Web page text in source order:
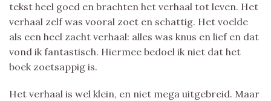
tekst heel goed en brachten het verhaal tot leven. Het
verhaal zelf was vooral zoet en schattig. Het voelde
als een heel zacht verhaal: alles was knus en lief en dat
vond ik fantastisch. Hiermee bedoel ik niet dat het
boek zoetsappig is.
Het verhaal is wel klein, en niet mega uitgebreid. Maar